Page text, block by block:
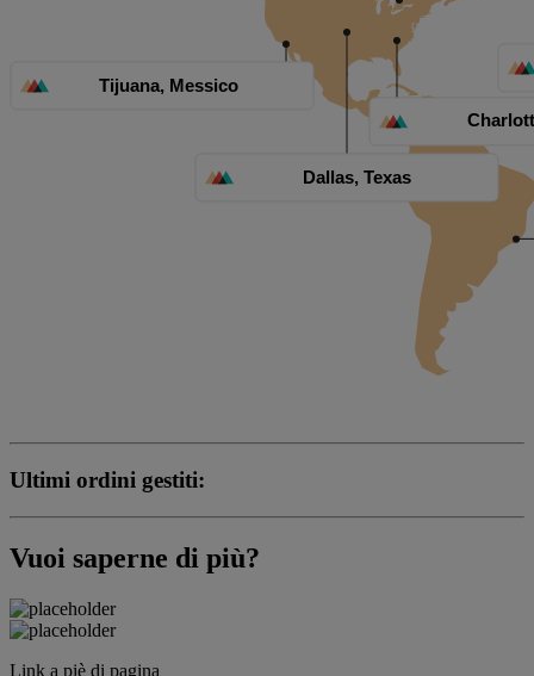
Ultimi ordini gestiti:
Vuoi saperne di più?
Link a piè di pagina